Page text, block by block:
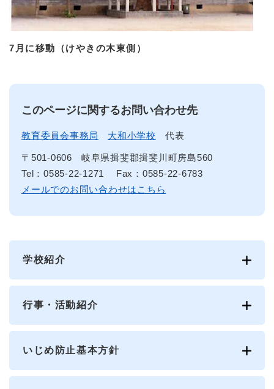
7月に移動（けやきの木東側）
このページに関するお問い合わせ先
教育委員会事務局 大和小学校 代表
〒501-0606
岐阜県揖斐郡揖斐川町房島560
Tel：0585-22-1271
Fax：0585-22-6783
メールでのお問い合わせはこちら
学校紹介
行事・活動紹介
いじめ防止基本方針